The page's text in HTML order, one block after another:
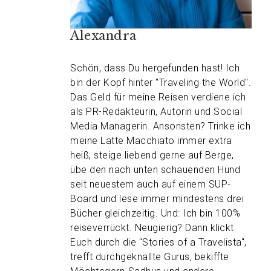
Alexandra
Schön, dass Du hergefunden hast! Ich
bin der Kopf hinter "Traveling the World".
Das Geld für meine Reisen verdiene ich
als PR-Redakteurin, Autorin und Social
Media Managerin. Ansonsten? Trinke ich
meine Latte Macchiato immer extra
heiß, steige liebend gerne auf Berge,
übe den nach unten schauenden Hund
seit neuestem auch auf einem SUP-
Board und lese immer mindestens drei
Bücher gleichzeitig. Und: Ich bin 100%
reiseverrückt. Neugierig? Dann klickt
Euch durch die "Stories of a Travelista",
trefft durchgeknallte Gurus, bekiffte